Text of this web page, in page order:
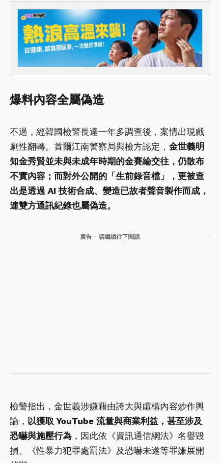
爆料內容全屬偽造
不過，經韓國檢警長達一年多調查後，案情出現戲
劇性翻轉。首爾江南警察局與檢方認定， 金世義明
知金秀賢並未與未成年時期的金賽綸交往，仍散布
不實內容；而對外公開的「生前錄音檔」，更被查
出是透過 AI 技術合成、變造已故者聲音製作而成，
連雙方通訊紀錄也屬偽造。
廣告 - 請繼續往下閱讀
檢警指出，金世義涉嫌藉由誇大與虛構內容炒作輿
論， 以獲取 YouTube 流量與商業利益，甚至涉及
恐嚇與施壓行為 ，因此依《資訊通信網法》名譽毀
損、《性暴力犯罪處罰法》及恐嚇未遂等罪嫌展開